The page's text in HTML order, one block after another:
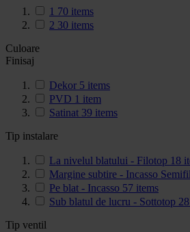
1 70 items
2 30 items
Culoare
Finisaj
Dekor 5 items
PVD 1 item
Satinat 39 items
Tip instalare
La nivelul blatului - Filotop 18
Margine subtire - Incasso
Pe blat - Incasso 57 items
Sub blatul de lucru - Sottotop 28
Tip ventil